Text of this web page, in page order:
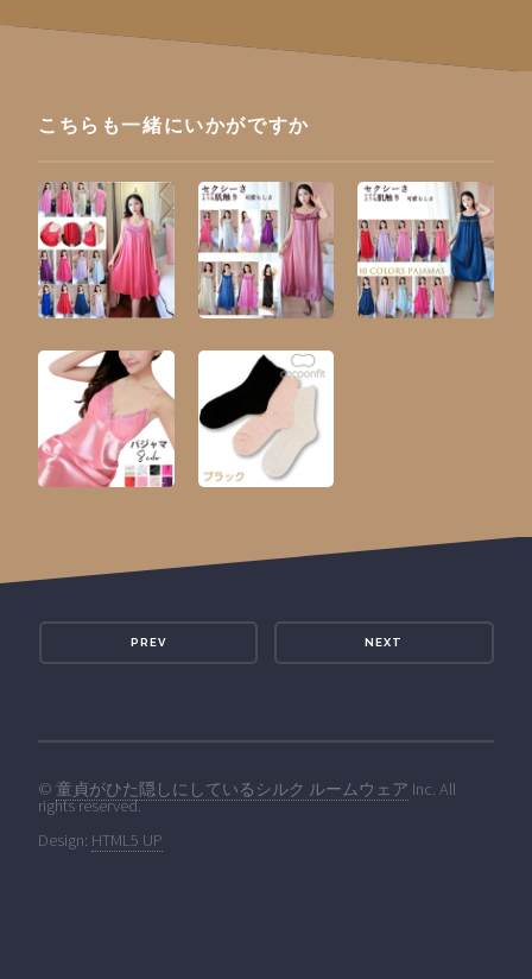
こちらも一緒にいかがですか
PREV NEXT
© 童貞がひた隠しにしているシルク ルームウェア Inc. All
rights reserved.
Design: HTML5 UP